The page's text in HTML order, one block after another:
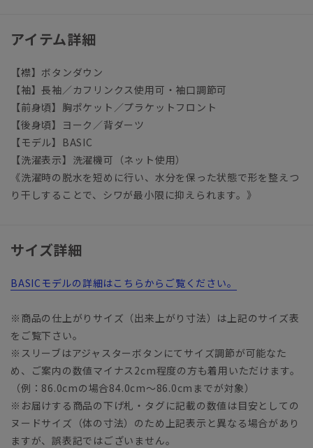
アイテム詳細
【襟】ボタンダウン
【袖】長袖／カフリンクス使用可・袖口調節可
【前身頃】胸ポケット／プラケットフロント
【後身頃】ヨーク／背ダーツ
【モデル】BASIC
【洗濯表示】洗濯機可（ネット使用）
《洗濯時の脱水を短めに行い、水分を保った状態で形を整えつ
り干しすることで、シワが最小限に抑えられます。》
サイズ詳細
BASICモデルの詳細はこちらからご覧ください。
※商品の仕上がりサイズ（出来上がり寸法）は上記のサイズ表
をご覧下さい。
※スリーブはアジャスターボタンにてサイズ調節が可能なた
め、ご案内の数値マイナス2cm程度の方も着用いただけます。
（例：86.0cmの場合84.0cm～86.0cmまでが対象）
※お届けする商品の下げ札・タグに記載の数値は目安としての
ヌードサイズ（体の寸法）のため上記表示と異なる場合があり
ますが、誤表記ではございません。